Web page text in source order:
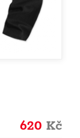
620 Kč